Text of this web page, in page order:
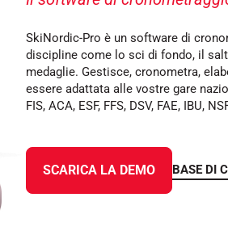
SCI DI FONDO
SkiNordic-Pro è un software di
discipline come lo sci di fondo, il
medaglie. Gestisce, cronometra,
essere adattata alle vostre gare
FIS, ACA, ESF, FFS, DSV, FAE, IBU,
SCARICA LA DEMO BASE DI